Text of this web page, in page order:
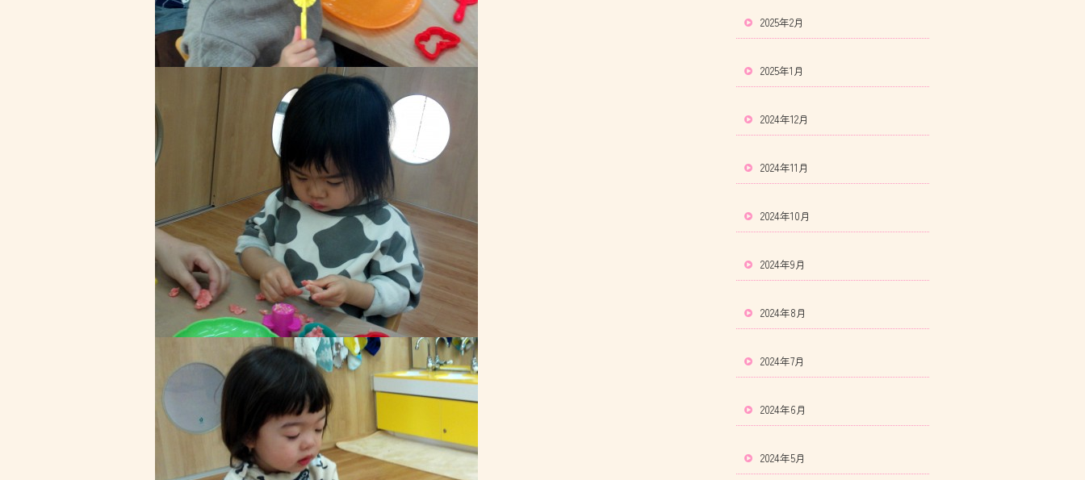
2025年2月
2025年1月
2024年12月
2024年11月
2024年10月
2024年9月
2024年8月
2024年7月
2024年6月
2024年5月